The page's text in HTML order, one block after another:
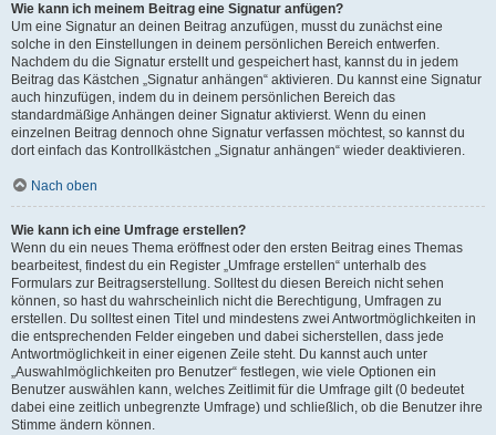
Wie kann ich meinem Beitrag eine Signatur anfügen?
Um eine Signatur an deinen Beitrag anzufügen, musst du zunächst eine
solche in den Einstellungen in deinem persönlichen Bereich entwerfen.
Nachdem du die Signatur erstellt und gespeichert hast, kannst du in jedem
Beitrag das Kästchen „Signatur anhängen“ aktivieren. Du kannst eine Signatur
auch hinzufügen, indem du in deinem persönlichen Bereich das
standardmäßige Anhängen deiner Signatur aktivierst. Wenn du einen
einzelnen Beitrag dennoch ohne Signatur verfassen möchtest, so kannst du
dort einfach das Kontrollkästchen „Signatur anhängen“ wieder deaktivieren.
Nach oben
Wie kann ich eine Umfrage erstellen?
Wenn du ein neues Thema eröffnest oder den ersten Beitrag eines Themas
bearbeitest, findest du ein Register „Umfrage erstellen“ unterhalb des
Formulars zur Beitragserstellung. Solltest du diesen Bereich nicht sehen
können, so hast du wahrscheinlich nicht die Berechtigung, Umfragen zu
erstellen. Du solltest einen Titel und mindestens zwei Antwortmöglichkeiten in
die entsprechenden Felder eingeben und dabei sicherstellen, dass jede
Antwortmöglichkeit in einer eigenen Zeile steht. Du kannst auch unter
„Auswahlmöglichkeiten pro Benutzer“ festlegen, wie viele Optionen ein
Benutzer auswählen kann, welches Zeitlimit für die Umfrage gilt (0 bedeutet
dabei eine zeitlich unbegrenzte Umfrage) und schließlich, ob die Benutzer ihre
Stimme ändern können.